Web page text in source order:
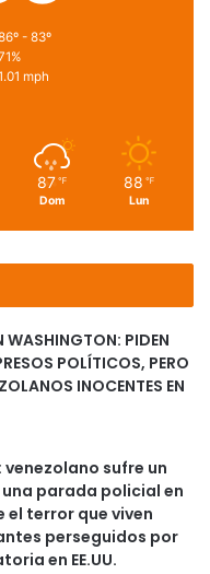
- 83º
mph
87 ℉
Dom
88 ℉
Lun
WASHINGTON: PIDEN
POLÍTICOS, PERO
INOCENTES EN
sufre un
parada policial en
el terror que viven
perseguidos por
en EE.UU.